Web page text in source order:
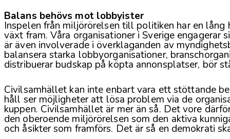
Balans behövs mot lobbyister
Inspelen från miljörörelsen till politiken har en
växt fram. Våra organisationer i Sverige engagerar
är även involverade i överklaganden av
balansera starka lobbyorganisationer,
distribuerar budskap på köpta annonsplatser, bör
Civilsamhället kan inte enbart vara ett stöttande
håll ser möjligheter att lösa problem via de
kuppen. Civilsamhället är mer än så. Det vore
den oberoende miljörörelsen som den aktiva
och åsikter som framförs. Det är så en demokrati